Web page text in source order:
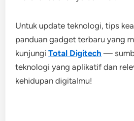
Untuk update teknologi, tips
panduan gadget terbaru yang
kunjungiTotal Digitech —
teknologi yang aplikatif dan
kehidupan digitalmu!